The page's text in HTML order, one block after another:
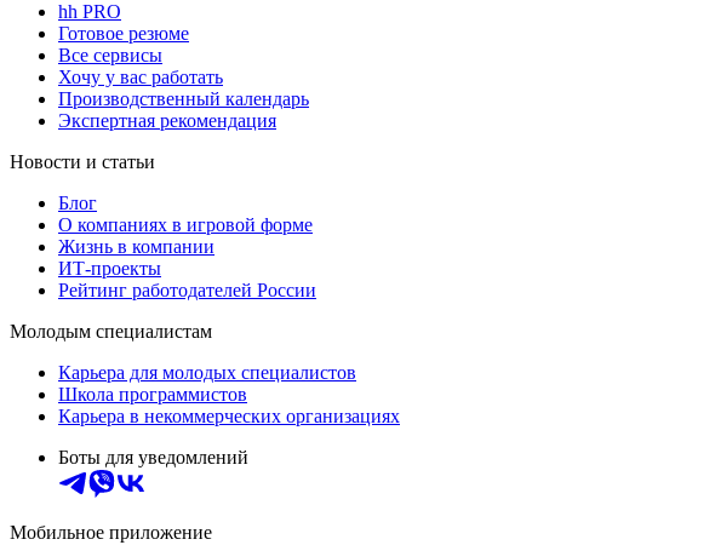
hh PRO
Готовое резюме
Все сервисы
Хочу у вас работать
Производственный календарь
Экспертная рекомендация
Новости и статьи
Блог
О компаниях в игровой форме
Жизнь в компании
ИТ-проекты
Рейтинг работодателей России
Молодым специалистам
Карьера для молодых специалистов
Школа программистов
Карьера в некоммерческих организациях
Боты для уведомлений
Мобильное приложение